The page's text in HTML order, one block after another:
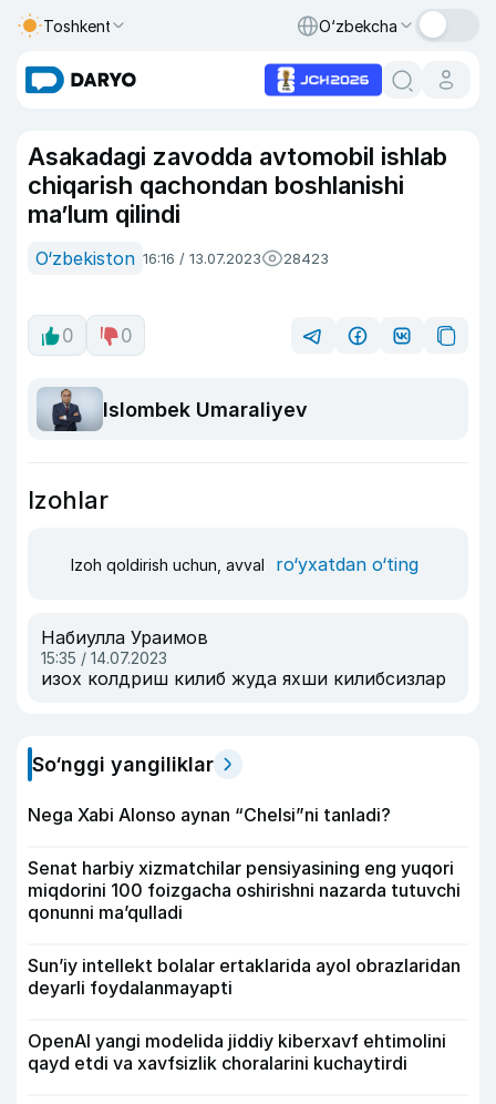
Toshkent O‘zbekcha
Asakadagi zavodda avtomobil ishlab
chiqarish qachondan boshlanishi
maʼlum qilindi
O‘zbekiston 16:16 / 13.07.2023 28423
0 0
Islombek Umaraliyev
Izohlar
Izoh qoldirish uchun, avval ro‘yxatdan o‘ting
Набиулла Ураимов
15:35 / 14.07.2023
изох колдриш килиб жуда яхши килибсизлар
So‘nggi yangiliklar
Nega Xabi Alonso aynan “Chelsi”ni tanladi?
Senat harbiy xizmatchilar pensiyasining eng yuqori
miqdorini 100 foizgacha oshirishni nazarda tutuvchi
qonunni ma’qulladi
Sun’iy intellekt bolalar ertaklarida ayol obrazlaridan
deyarli foydalanmayapti
OpenAI yangi modelida jiddiy kiberxavf ehtimolini
qayd etdi va xavfsizlik choralarini kuchaytirdi